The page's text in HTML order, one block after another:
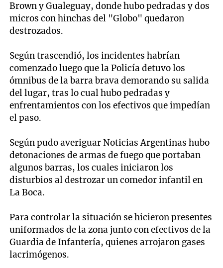
Brown y Gualeguay, donde hubo pedradas y dos
micros con hinchas del "Globo" quedaron
destrozados.
Según trascendió, los incidentes habrían
comenzado luego que la Policía detuvo los
ómnibus de la barra brava demorando su salida
del lugar, tras lo cual hubo pedradas y
enfrentamientos con los efectivos que impedían
el paso.
Según pudo averiguar Noticias Argentinas hubo
detonaciones de armas de fuego que portaban
algunos barras, los cuales iniciaron los
disturbios al destrozar un comedor infantil en
La Boca.
Para controlar la situación se hicieron presentes
uniformados de la zona junto con efectivos de la
Guardia de Infantería, quienes arrojaron gases
lacrimógenos.